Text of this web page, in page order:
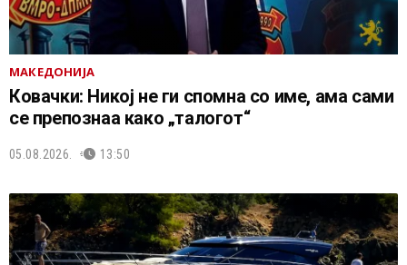
МАКЕДОНИЈА
Ковачки: Никој не ги спомна со име, ама сами
се препознаа како „талогот“
05.08.2026. 13:50